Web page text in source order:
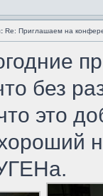
Re: Приглашаем на
без
это